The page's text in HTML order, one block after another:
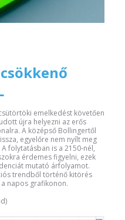
emelkedést követően
újra helyezni az erős
A középső Bollingertől
egyelőre nem nyílt meg
folytatásban is a 2150-nél,
érdemes figyelni, ezek
mutató árfolyamot.
trendből történő kitörés
napos grafikonon.